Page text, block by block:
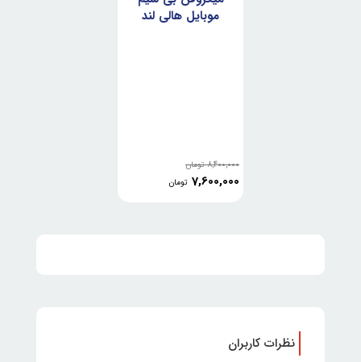
موبایل هالی لند
8,400,000 تومان
7,600,000 تومان
نظرات کاربران